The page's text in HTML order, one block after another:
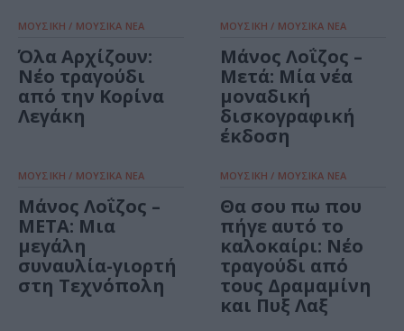
ΜΟΥΣΙΚΗ / ΜΟΥΣΙΚΑ ΝΕΑ
Όλα Αρχίζουν:
Νέο τραγούδι
από την Κορίνα
Λεγάκη
ΜΟΥΣΙΚΗ / ΜΟΥΣΙΚΑ ΝΕΑ
Μάνος Λοΐζος –
Μετά: Μία νέα
μοναδική
δισκογραφική
έκδοση
ΜΟΥΣΙΚΗ / ΜΟΥΣΙΚΑ ΝΕΑ
Μάνος Λοΐζος –
ΜΕΤΑ: Μια
μεγάλη
συναυλία-γιορτή
στη Τεχνόπολη
ΜΟΥΣΙΚΗ / ΜΟΥΣΙΚΑ ΝΕΑ
Θα σου πω που
πήγε αυτό το
καλοκαίρι: Νέο
τραγούδι από
τους Δραμαμίνη
και Πυξ Λαξ